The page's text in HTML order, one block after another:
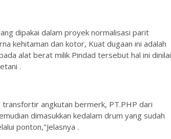
dipakai dalam proyek normalisasi parit
kehitaman dan kotor, Kuat dugaan ini adalah
alat berat milik Pindad tersebut hal ini dinilai
.
angkutan bermerk, PT.PHP dari
dimasukkan kedalam drum yang sudah
ponton,"Jelasnya .